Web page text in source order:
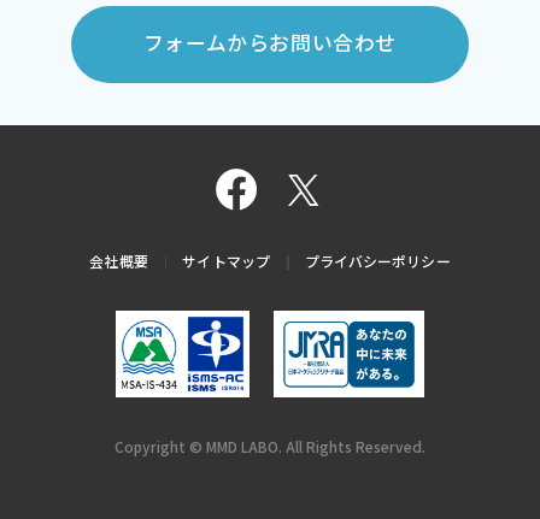
フォームからお問い合わせ
会社概要 サイトマップ プライバシーポリシー
Copyright © MMD LABO. All Rights Reserved.